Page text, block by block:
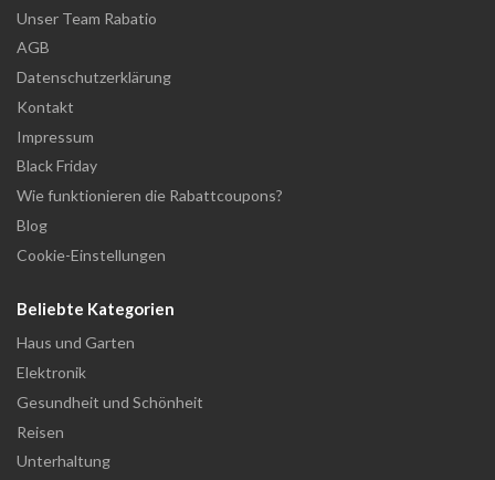
Unser Team Rabatio
AGB
Datenschutzerklärung
Kontakt
Impressum
Black Friday
Wie funktionieren die Rabattcoupons?
Blog
Cookie-Einstellungen
Beliebte Kategorien
Haus und Garten
Elektronik
Gesundheit und Schönheit
Reisen
Unterhaltung